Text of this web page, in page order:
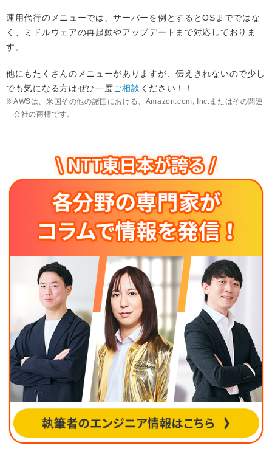
運用代行のメニューでは、サーバーを例とするとOSまでではな
く、ミドルウェアの再起動やアップデートまで対応しておりま
す。
他にもたくさんのメニューがありますが、伝えきれないので少し
でも気になる方はぜひ一度ご相談 ください！！
AWSは、米国その他の諸国における、Amazon.com, Inc.またはその関連
会社の商標です。